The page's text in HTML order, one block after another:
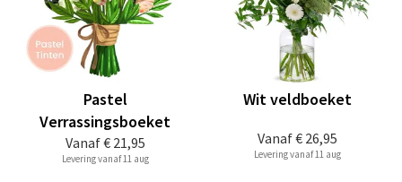
Vanaf€ 21,95
Pastel
Verrassingsboeket
Levering vanaf 11 aug
Vanaf€ 26,95
Wit veldboeket
Levering vanaf 11 aug